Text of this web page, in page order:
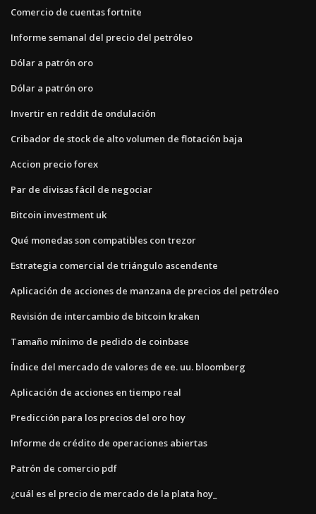
Comercio de cuentas fortnite
Informe semanal del precio del petróleo
Dólar a patrón oro
Dólar a patrón oro
Invertir en reddit de ondulación
Cribador de stock de alto volumen de flotación baja
Accion precio forex
Par de divisas fácil de negociar
Bitcoin investment uk
Qué monedas son compatibles con trezor
Estrategia comercial de triángulo ascendente
Aplicación de acciones de manzana de precios del petróleo
Revisión de intercambio de bitcoin kraken
Tamaño mínimo de pedido de coinbase
Índice del mercado de valores de ee. uu. bloomberg
Aplicación de acciones en tiempo real
Predicción para los precios del oro hoy
Informe de crédito de operaciones abiertas
Patrón de comercio pdf
¿cuál es el precio de mercado de la plata hoy_